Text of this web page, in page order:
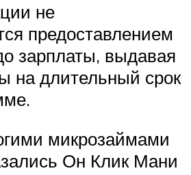
не
предоставлением
зарплаты, выдавая
на длительный срок
микрозаймами
Он Клик Мани